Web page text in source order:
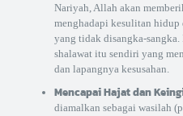
Nariyah, Allah akan
menghadapi kesulitan
yang tidak disangka-
shalawat itu sendiri yang
dan lapangnya kesusahan.
Mencapai Hajat dan
diamalkan sebagai wasilah